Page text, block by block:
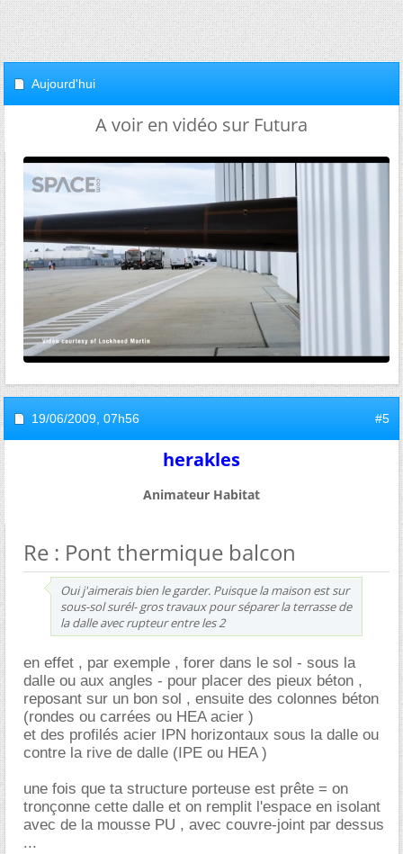
Aujourd'hui
A voir en vidéo sur Futura
19/06/2009, 07h56 #5
herakles
Animateur Habitat
Re : Pont thermique balcon
Oui j'aimerais bien le garder. Puisque la maison est sur
sous-sol surél- gros travaux pour séparer la terrasse de
la dalle avec rupteur entre les 2
en effet , par exemple , forer dans le sol - sous la
dalle ou aux angles - pour placer des pieux béton ,
reposant sur un bon sol , ensuite des colonnes béton
(rondes ou carrées ou HEA acier )
et des profilés acier IPN horizontaux sous la dalle ou
contre la rive de dalle (IPE ou HEA )
une fois que ta structure porteuse est prête = on
tronçonne cette dalle et on remplit l'espace en isolant
avec de la mousse PU , avec couvre-joint par dessus
...